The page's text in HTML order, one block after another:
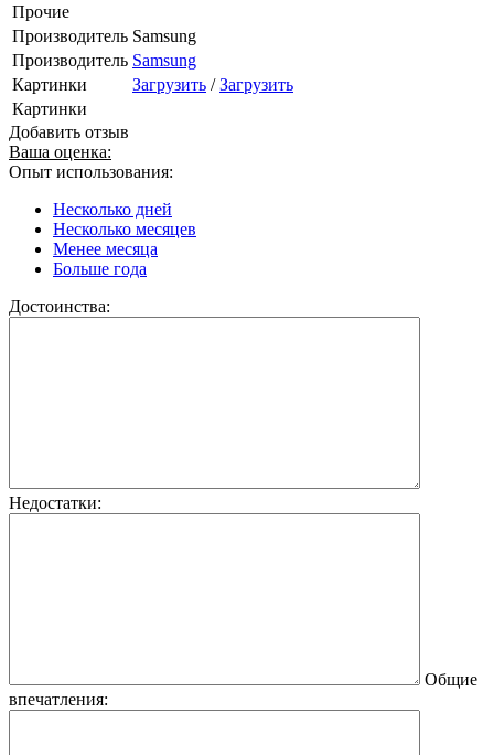
Прочие
Производитель Samsung
Производитель Samsung
Картинки
Загрузить /Загрузить
Картинки
Добавить отзыв
Ваша оценка:
Опыт использования:
Несколько дней
Несколько месяцев
Менее месяца
Больше года
Достоинства:
Недостатки:
Общие
впечатления: